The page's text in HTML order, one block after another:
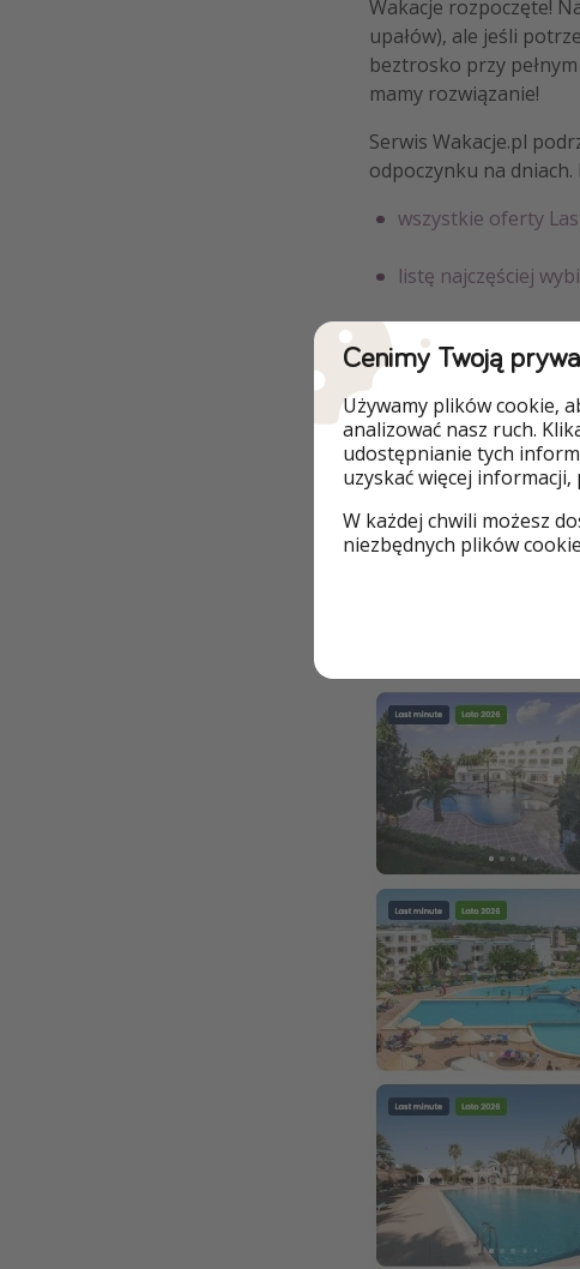
Wakacje rozpoczęte!
upałów), ale jeśli
beztrosko przy
mamy rozwiązanie!
Serwis Wakacje.pl
odpoczynku na
wszystkie oferty
listę najczęściej
i w Turcji
Wszystkie hotele mają
Szczegóły
Cenimy Twoją
Używamy plików cookie,
analizować nasz ruch.
udostępnianie tych
uzyskać więcej informacji,
W każdej chwili możesz
niezbędnych plików